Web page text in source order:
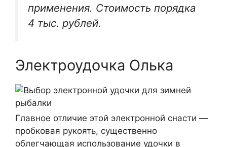
применения. Стоимость порядка
4 тыс. рублей.
Электроудочка Олька
Главное отличие этой электронной снасти —
пробковая рукоять, существенно
облегчающая использование удочки в